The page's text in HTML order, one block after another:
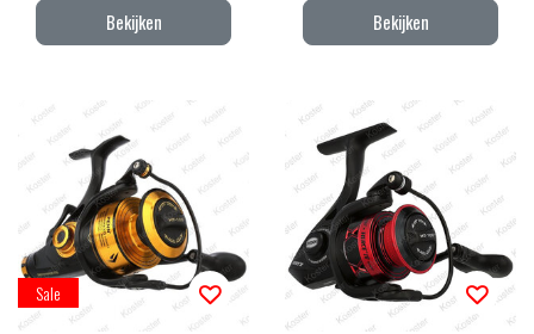
Bekijken Bekijken
Sale